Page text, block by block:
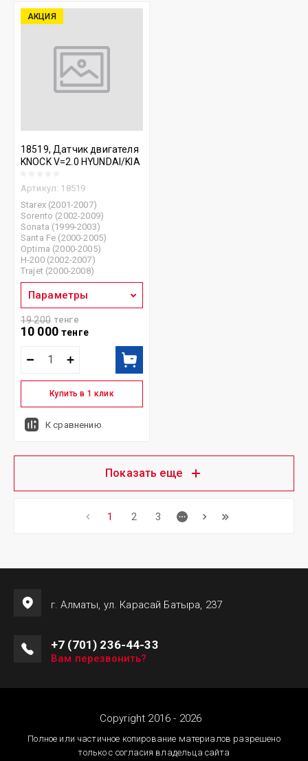
АКЦИЯ
18519, Датчик двигателя
KNOCK V=2.0 HYUNDAI/KIA
Артикул: 18519
Starex (2001-2007)
Sorento (2002-2009)
Sonata (1999-2003)
Santa Fe (2000-2005)
Optima (2000-2005)
H-200 (2002-2007)
Trajet (2000-2008)
Параметры
19 200 тенге
10 000 тенге
Купить в 1 клик
К сравнению
Показать еще
1 2 3
г. Алматы, ул. Карасай Батыра, 237
+7 (701) 236-44-33
Вам перезвонить?
Copyright 2016 - 2026
Полное или частичное копирование материалов разрешено
только с согласия владельца сайта